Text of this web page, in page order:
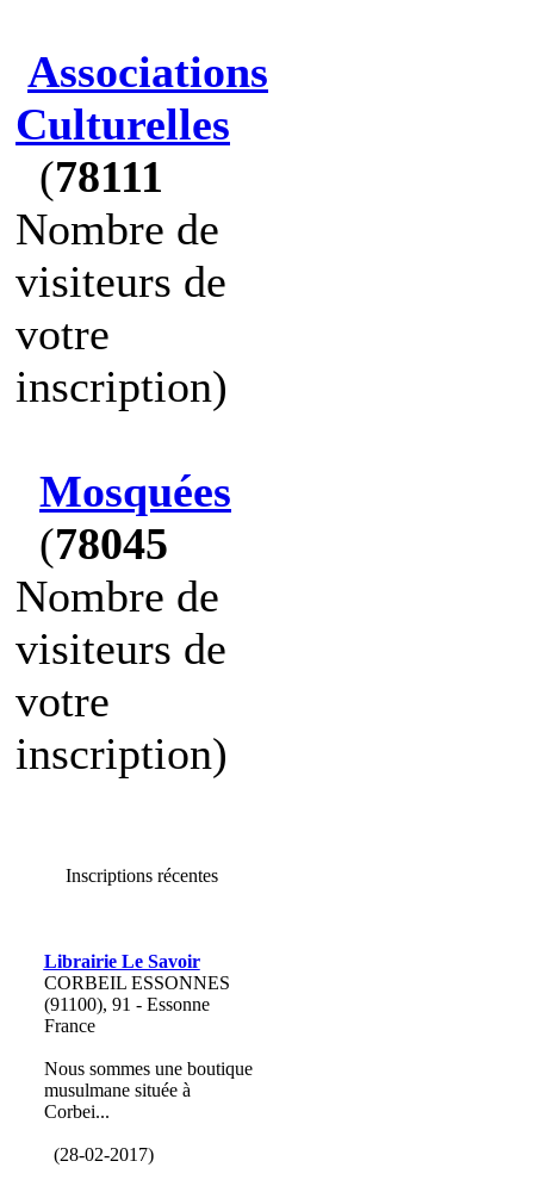
Associations
Culturelles
(78111
Nombre de
visiteurs de
votre
inscription)
Mosquées
(78045
Nombre de
visiteurs de
votre
inscription)
Inscriptions récentes
Librairie Le Savoir
CORBEIL ESSONNES
(91100), 91 - Essonne
France
Nous sommes une boutique
musulmane située à
Corbei...
(28-02-2017)